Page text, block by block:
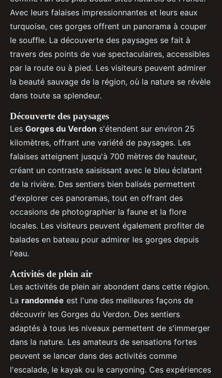
Avec leurs falaises impressionnantes et leurs eaux
turquoise, ces gorges offrent un panorama à couper
le souffle. La découverte des paysages se fait à
travers des points de vue spectaculaires, accessibles
par la route ou à pied. Les visiteurs peuvent admirer
la beauté sauvage de la région, où la nature se révèle
dans toute sa splendeur.
Découverte des paysages
Les Gorges du Verdon s'étendent sur environ 25
kilomètres, offrant une variété de paysages. Les
falaises atteignent jusqu'à 700 mètres de hauteur,
créant un contraste saisissant avec le bleu éclatant
de la rivière. Des sentiers bien balisés permettent
d'explorer ces panoramas, tout en offrant des
occasions de photographier la faune et la flore
locales. Les visiteurs peuvent également profiter de
balades en bateau pour admirer les gorges depuis
l'eau.
Activités de plein air
Les activités de plein air abondent dans cette région.
La randonnée est l'une des meilleures façons de
découvrir les Gorges du Verdon. Des sentiers
adaptés à tous les niveaux permettent de s'immerger
dans la nature. Les amateurs de sensations fortes
peuvent se lancer dans des activités comme
l'escalade, le kayak ou le canyoning. Ces expériences